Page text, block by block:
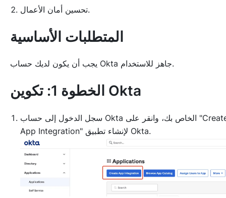
تحسين أمان الأعمال.
المتطلبات الأساسية
يجب أن يكون لديك حساب Okta جاهز للاستخدام.
الخطوة 1: تكوين Okta
سجل الدخول إلى حساب Okta الخاص بك، وانقر على "Create
App Integration" لإنشاء تطبيق Okta.